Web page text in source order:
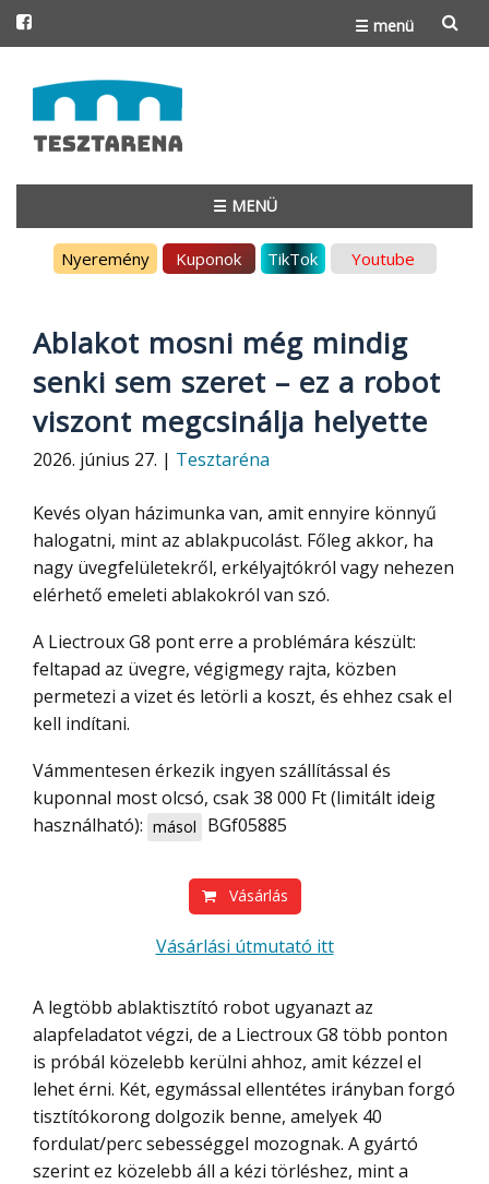
☰ menü
to
content
☰ MENÜ
Nyeremény Kuponok TikTok Youtube
Ablakot mosni még mindig
senki sem szeret – ez a robot
viszont megcsinálja helyette
2026. június 27. | Tesztaréna
Kevés olyan házimunka van, amit ennyire könnyű
halogatni, mint az ablakpucolást. Főleg akkor, ha
nagy üvegfelületekről, erkélyajtókról vagy nehezen
elérhető emeleti ablakokról van szó.
A Liectroux G8 pont erre a problémára készült:
feltapad az üvegre, végigmegy rajta, közben
permetezi a vizet és letörli a koszt, és ehhez csak el
kell indítani.
Vámmentesen érkezik ingyen szállítással és
kuponnal most olcsó, csak 38 000 Ft (limitált ideig
használható): másol BGf05885
Vásárlás
Vásárlási útmutató itt
A legtöbb ablaktisztító robot ugyanazt az
alapfeladatot végzi, de a Liectroux G8 több ponton
is próbál közelebb kerülni ahhoz, amit kézzel el
lehet érni. Két, egymással ellentétes irányban forgó
tisztítókorong dolgozik benne, amelyek 40
fordulat/perc sebességgel mozognak. A gyártó
szerint ez közelebb áll a kézi törléshez, mint a